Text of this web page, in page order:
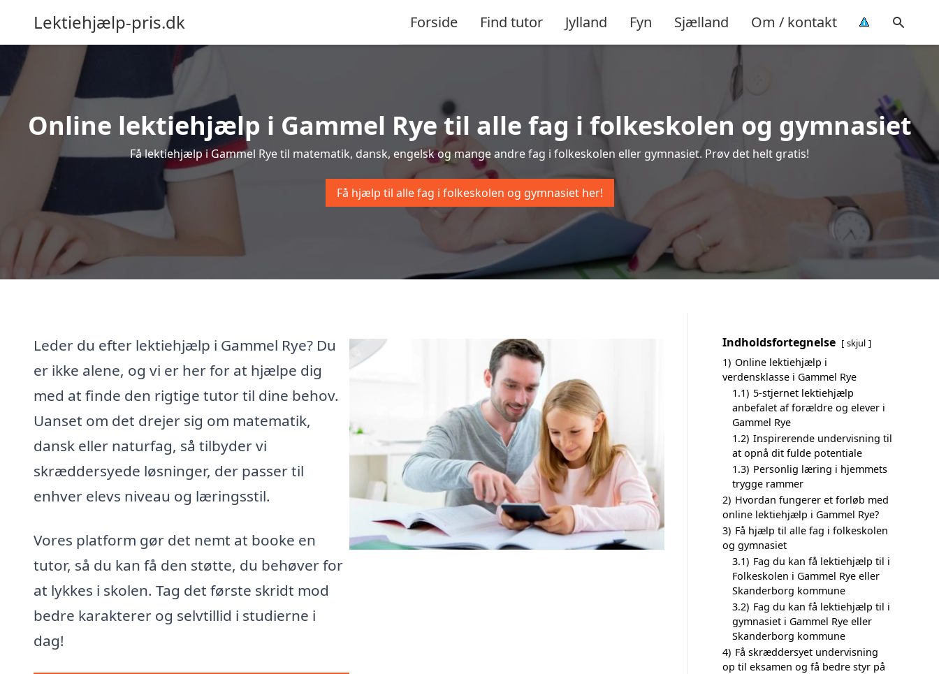
Lektiehjælp-pris.dk Forside Find tutor Jylland Fyn Sjælland Om / kontakt
Online lektiehjælp i Gammel Rye til alle fag i folkeskolen og gymnasiet
Få lektiehjælp i Gammel Rye til matematik, dansk, engelsk og mange andre fag i folkeskolen eller gymnasiet. Prøv det helt gratis!
Få hjælp til alle fag i folkeskolen og gymnasiet her!
Leder du efter lektiehjælp i Gammel Rye? Du
er ikke alene, og vi er her for at hjælpe dig
med at finde den rigtige tutor til dine behov.
Uanset om det drejer sig om matematik,
dansk eller naturfag, så tilbyder vi
skræddersyede løsninger, der passer til
enhver elevs niveau og læringsstil.
Vores platform gør det nemt at booke en
tutor, så du kan få den støtte, du behøver for
at lykkes i skolen. Tag det første skridt mod
bedre karakterer og selvtillid i studierne i
dag!
Indholdsfortegnelse skjul
1) Online lektiehjælp i
verdensklasse i Gammel Rye
1.1) 5-stjernet lektiehjælp
anbefalet af forældre og elever i
Gammel Rye
1.2) Inspirerende undervisning til
at opnå dit fulde potentiale
1.3) Personlig læring i hjemmets
trygge rammer
2) Hvordan fungerer et forløb med
online lektiehjælp i Gammel Rye?
3) Få hjælp til alle fag i folkeskolen
og gymnasiet
3.1) Fag du kan få lektiehjælp til i
Folkeskolen i Gammel Rye eller
Skanderborg kommune
3.2) Fag du kan få lektiehjælp til i
gymnasiet i Gammel Rye eller
Skanderborg kommune
4) Få skræddersyet undervisning
op til eksamen og få bedre styr på